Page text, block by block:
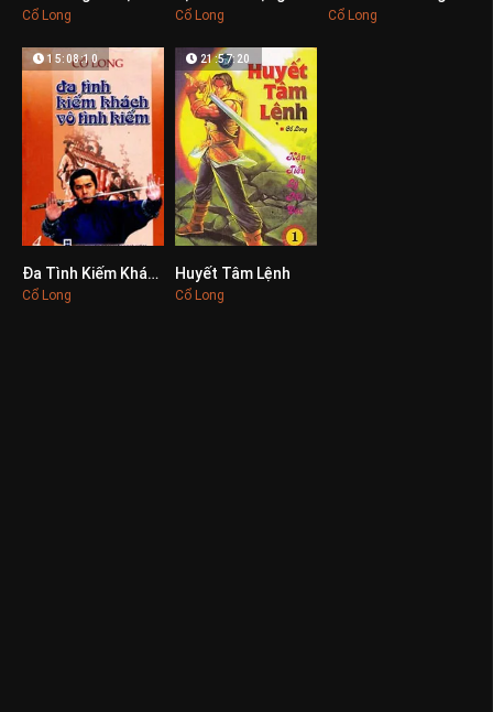
Cổ Long Cổ Long Cổ Long
0
15:08:10
Đa Tình Kiếm Khách
Cổ Long
21:57:20
Huyết Tâm Lệnh
Cổ Long